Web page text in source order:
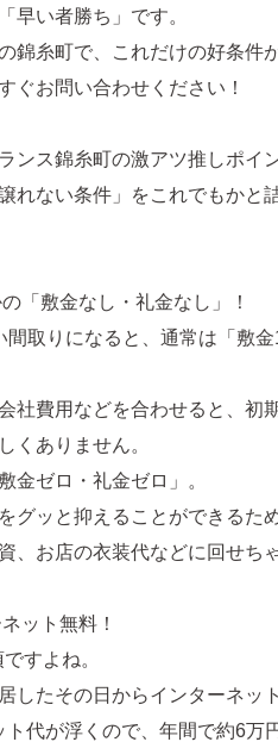
早い者勝ち」です。
錦糸町で、これだけの好条件
ぐお問い合わせください！
ンス錦糸町の激アツ推しポイ
れない条件」をこれでもかと
「敷金なし・礼金なし」！
取りになると、通常は「敷
社費用などを合わせると、初
くありません。
金ゼロ・礼金ゼロ」。
グッと抑えることができるた
、お店の衣装代などに回せち
ット無料！
すよね。
したその日からインターネッ
代が浮くので、年間で約6万